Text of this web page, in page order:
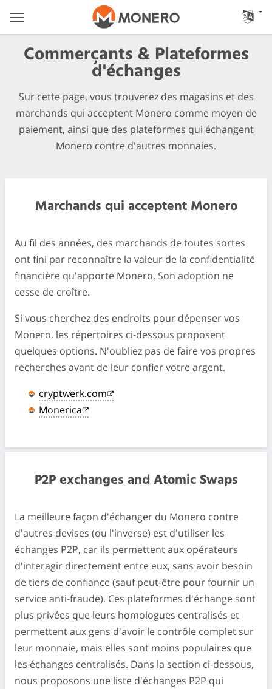
Commerçants & Plateformes
d'échanges
Sur cette page, vous trouverez des magasins et des
marchands qui acceptent Monero comme moyen de
paiement, ainsi que des plateformes qui échangent
Monero contre d'autres monnaies.
Marchands qui acceptent Monero
Au fil des années, des marchands de toutes sortes
ont fini par reconnaître la valeur de la confidentialité
financière qu'apporte Monero. Son adoption ne
cesse de croître.
Si vous cherchez des endroits pour dépenser vos
Monero, les répertoires ci-dessous proposent
quelques options. N'oubliez pas de faire vos propres
recherches avant de leur confier votre argent.
cryptwerk.com
Monerica
P2P exchanges and Atomic Swaps
La meilleure façon d'échanger du Monero contre
d'autres devises (ou l'inverse) est d'utiliser les
échanges P2P, car ils permettent aux opérateurs
d'interagir directement entre eux, sans avoir besoin
de tiers de confiance (sauf peut-être pour fournir un
service anti-fraude). Ces plateformes d'échange sont
plus privées que leurs homologues centralisés et
permettent aux gens d'avoir le contrôle complet sur
leur monnaie, mais elles sont moins populaires que
les échanges centralisés. Dans la section ci-dessous,
nous proposons une liste d'échanges P2P qui